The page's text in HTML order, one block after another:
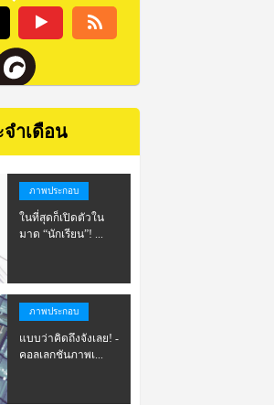
ำเดือน
ภาพประกอบ
ในที่สุดก็เปิดตัวใน
มาด “นักเรียน”! ...
ภาพประกอบ
แบบว่าคิดถึงจังเลย! -
คอลเลกชันภาพเ...